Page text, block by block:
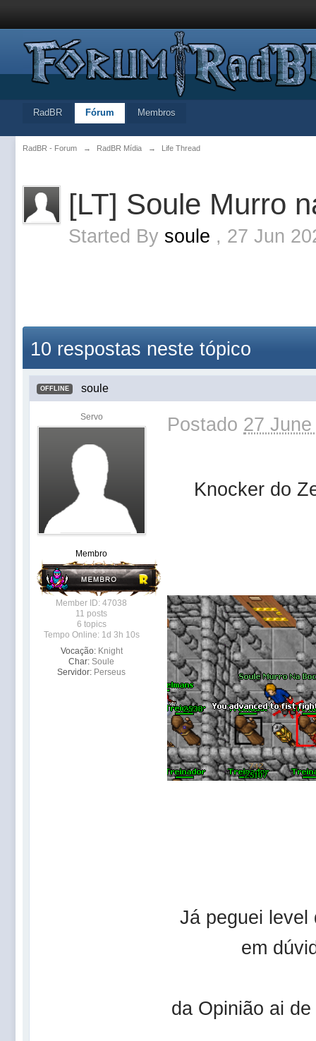
RadBR Fórum Membros
RadBR - Forum → RadBR Mídia → Life Thread
[LT] Soule Murro
Started By soule , 27 Jun
10 respostas neste tópico
OFFLINE soule
Servo
Membro
Member ID: 47038
11 posts
6 topics
Tempo Online: 1d 3h 10s
Vocação: Knight
Char: Soule
Servidor: Perseus
Postado 27
Knocker do
Já peguei level
em
da Opinião ai